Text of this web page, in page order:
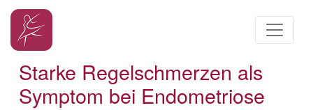
Starke Regelschmerzen als
Symptom bei Endometriose